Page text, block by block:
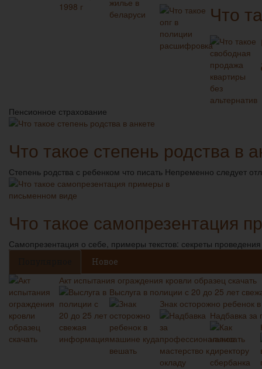
Что
Пенсионное страхование
Что такое степень родства в
Степень родства с ребенком что писать Непременно следует
Что такое самопрезентация
Самопрезентация о себе, примеры текстов: секреты
Новое
Акт испытания ограждения кровли образец скачать
Выслуга в полиции с 20 до 25 лет
Знак осторожно ребенок
Надбавка за